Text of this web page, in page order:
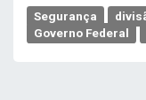
Segurança
Governo Federal